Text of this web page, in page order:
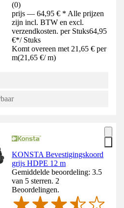
(0)
prijs — 64,95 € * Alle prijzen
zijn incl. BTW en excl.
verzendkosten. per Stuks64,95
€*/ Stuks
Komt overeen met 21,65 € per
m(21,65 €/ m)
KONSTA Bevestigingskoord
grijs HDPE 12 m
Gemiddelde beoordeling: 3.5
van 5 sterren. 2
Beoordelingen.